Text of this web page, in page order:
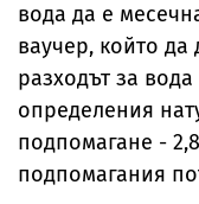
вода да е
ваучер, който
разходът за
определения
подпомагане -
подпомагания